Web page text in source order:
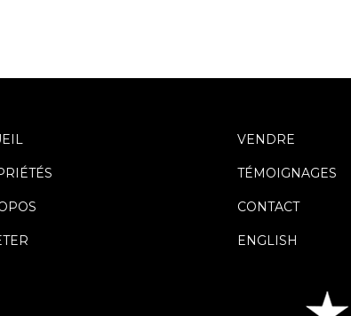
VENDRE
TÉMOIGNAGES
CONTACT
ENGLISH